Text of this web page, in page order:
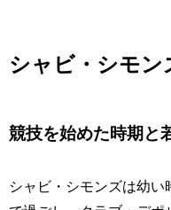
シャビ・シモン
競技を始めた時期と
シャビ・シモンズは幼い